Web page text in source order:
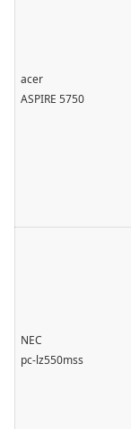
acer
ASPIRE 5750
NEC
pc-lz550mss